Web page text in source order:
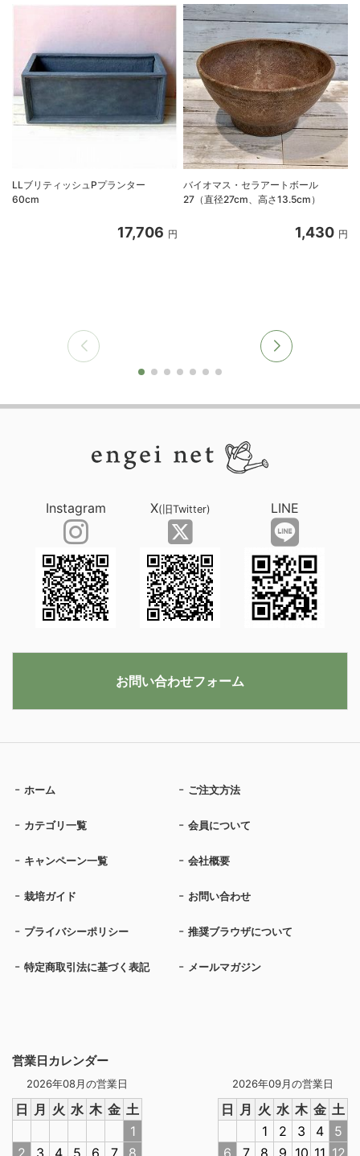
LLブリティッシュPプランター
60cm
17,706 円
バイオマス・セラアートボール
27（直径27cm、高さ13.5cm）
1,430 円
営業日カレンダー
2026年08月の営業日
日 月 火 水 木 金 土
1
2026年09月の営業日
日 月 火 水 木 金 土
1
2 3 4
5
ホーム ご注文方法
カテゴリ一覧 会員について
キャンペーン一覧 会社概要
栽培ガイド お問い合わせ
プライバシーポリシー 推奨ブラウザについて
特定商取引法に基づく表記 メールマガジン
Instagram X(旧Twitter) LINE
お問い合わせフォーム